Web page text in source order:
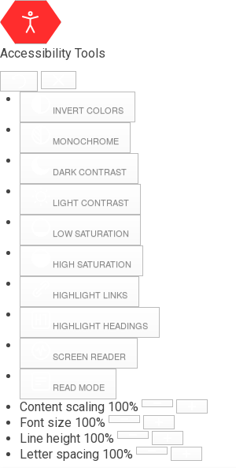
Accessibility Tools
INVERT COLORS
MONOCHROME
DARK CONTRAST
LIGHT CONTRAST
LOW SATURATION
HIGH SATURATION
HIGHLIGHT LINKS
HIGHLIGHT HEADINGS
SCREEN READER
READ MODE
Content scaling 100%
Font size 100%
Line height 100%
Letter spacing 100%
Webmail